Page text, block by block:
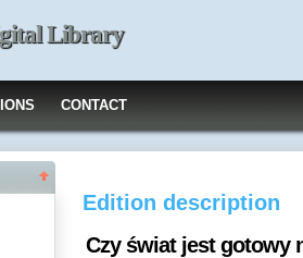
Library
CONTACT
Edition description
Czy świat jest gotowy